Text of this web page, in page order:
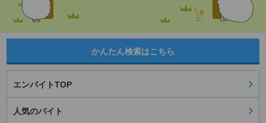
かんたん検索はこちら
エンバイトTOP
人気のバイト